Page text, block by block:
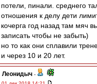
потели, пинали. среднего
отношения к делу дети
кочерга год назад там мяч
записать чтобы не забыть)
но то как они сплавили
и через 10 и 20 лет.
Леонидыч -